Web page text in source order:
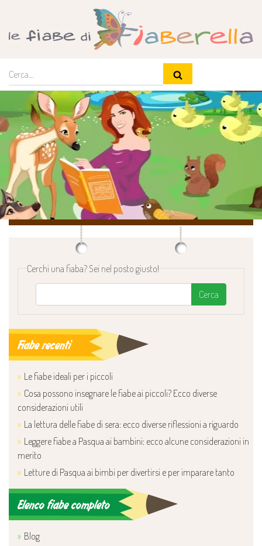
Cerchi una fiaba? Sei nel posto giusto!
Cerca
Fiabe recenti
Le fiabe ideali per i piccoli
Cosa possono insegnare le fiabe ai piccoli? Ecco diverse
considerazioni utili
La lettura delle fiabe di sera: ecco diverse riflessioni a riguardo
Leggere fiabe a Pasqua ai bambini: ecco alcune considerazioni in
merito
Letture di Pasqua ai bimbi per divertirsi e per imparare tanto
Elenco fiabe completo
Blog